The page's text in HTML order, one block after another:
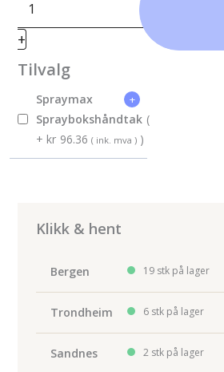
Klarlakk
Matt
ml
antall
+
Tilvalg
Spraymax
Spraybokshåndtak (
+ Opprinnelig
pris
kr 96.36 Nåværende
pris
( ink. mva ) )
+
Klikk & hent
Bergen 19 stk på lager
Trondheim 6 stk på lager
Sandnes 2 stk på lager